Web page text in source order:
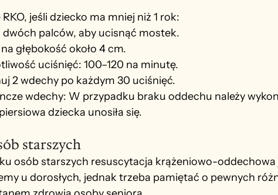
jeśli dziecko ma mniej niż 1 rok:
dwóch palców, aby ucisnąć mostek.
głębokość około 4 cm.
uciśnięć: 100–120 na minutę.
2 wdechy po każdym 30 uciśnięć.
wdechy: W przypadku braku oddechu należy
dziecka unosiła się.
starszych
osób starszych resuscytacja krążeniowo-
u dorosłych, jednak trzeba pamiętać o pewnych